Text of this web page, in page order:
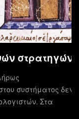
στρατηγών
συστήματος δεν
Στα